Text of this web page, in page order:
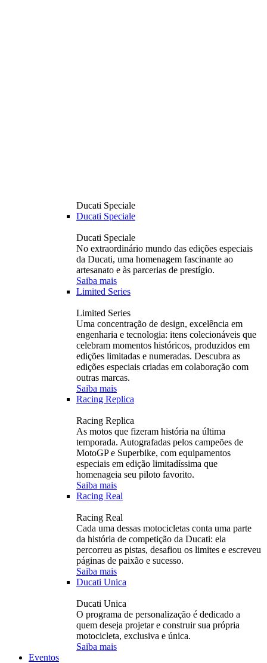
Ducati Speciale
Ducati Speciale
Ducati Speciale
No extraordinário mundo das edições especiais
da Ducati, uma homenagem fascinante ao
artesanato e às parcerias de prestígio.
Saiba mais
Limited Series
Limited Series
Uma concentração de design, excelência em
engenharia e tecnologia: itens colecionáveis ​​que
celebram momentos históricos, produzidos em
edições limitadas e numeradas. Descubra as
edições especiais criadas em colaboração com
outras marcas.
Saiba mais
Racing Replica
Racing Replica
As motos que fizeram história na última
temporada. Autografadas pelos campeões de
MotoGP e Superbike, com equipamentos
especiais em edição limitadíssima que
homenageia seu piloto favorito.
Saiba mais
Racing Real
Racing Real
Cada uma dessas motocicletas conta uma parte
da história de competição da Ducati: ela
percorreu as pistas, desafiou os limites e escreveu
páginas de paixão e sucesso.
Saiba mais
Ducati Unica
Ducati Unica
O programa de personalização é dedicado a
quem deseja projetar e construir sua própria
motocicleta, exclusiva e única.
Saiba mais
Eventos